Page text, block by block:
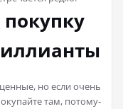
но если очень
там, потому-